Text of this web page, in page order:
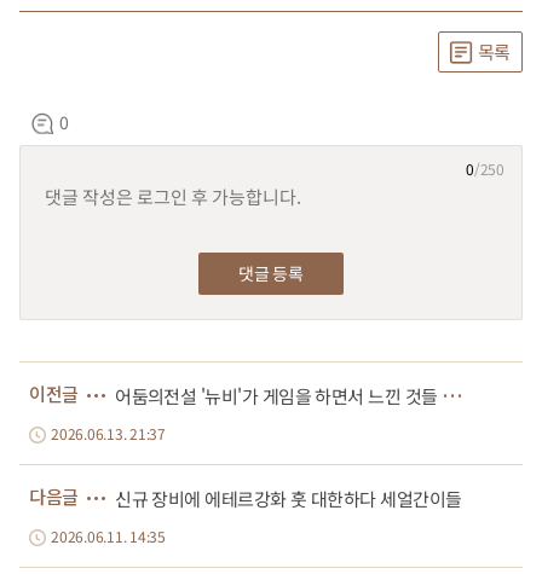
목록
0
0/250
등록
이전글 어
둠의전설 '뉴비'가 게임을 하면서 느낀 것들 요약
2026.06.13. 21:37
다음글 신규 장비에 에테르강화 훗 대한하다 세얼간이들
2026.06.11. 14:35